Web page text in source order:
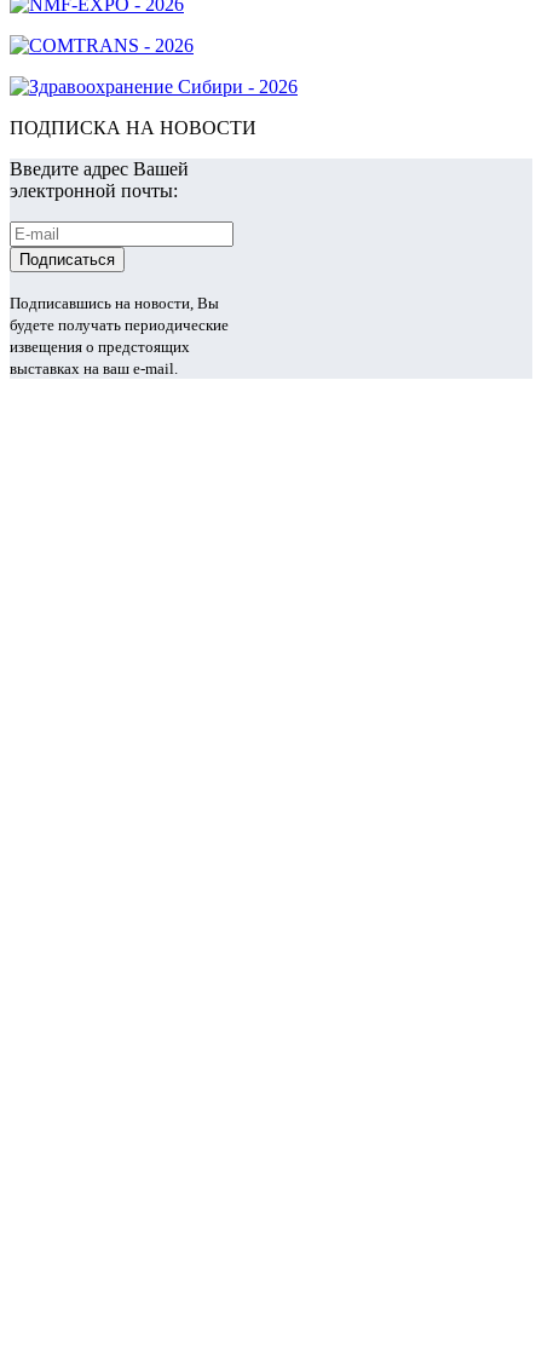
ПОДПИСКА НА НОВОСТИ
Введите адрес Вашей
электронной почты:
Подписавшись на новости, Вы
будете получать периодические
извещения о предстоящих
выставках на ваш e-mail.